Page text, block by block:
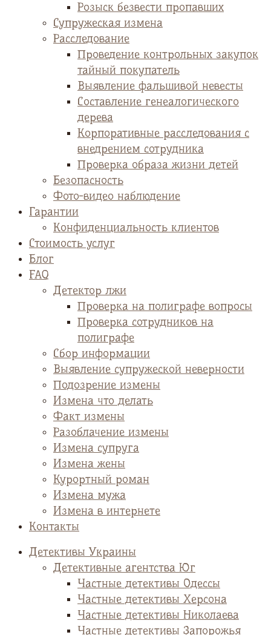
Розыск безвести пропавших
Супружеская измена
Расследование
Проведение контрольных закупок
тайный покупатель
Выявление фальшивой невесты
Cоставление генеалогического
дерева
Корпоративные расследования с
внедрением сотрудника
Проверка образа жизни детей
Безопасность
Фото-видео наблюдение
Гарантии
Конфиденциальность клиентов
Стоимость услуг
Блог
FAQ
Детектор лжи
Проверка на полиграфе вопросы
Проверка сотрудников на
полиграфе
Сбор информации
Выявление супружеской неверности
Подозрение измены
Измена что делать
Факт измены
Разоблачение измены
Измена супруга
Измена жены
Курортный роман
Измена мужа
Измена в интернете
Контакты
Детективы Украины
Детективные агентства Юг
Частные детективы Одессы
Частные детективы Херсона
Частные детективы Николаева
Частные детективы Запорожья